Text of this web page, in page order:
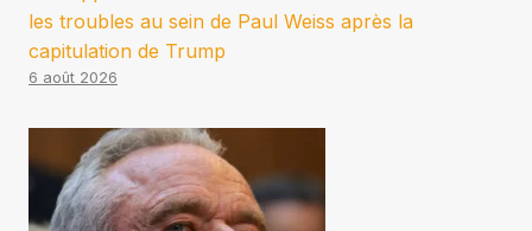
les troubles au sein de Paul Weiss après la
capitulation de Trump
6 août 2026